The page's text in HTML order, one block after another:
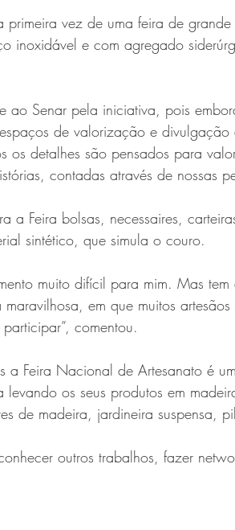
vez de uma feira de
inoxidável e com agregado
ao Senar pela iniciativa, pois
de valorização e
os detalhes são pensados para
contadas através de nossas
a Feira bolsas, necessaires,
sintético, que simula o couro.
muito difícil para mim. Mas tem
em que muitos
comentou.
a Feira Nacional de Artesanato é
os seus produtos em
de madeira, jardineira suspensa,
outros trabalhos, fazer